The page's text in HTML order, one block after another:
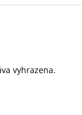
vyhrazena.